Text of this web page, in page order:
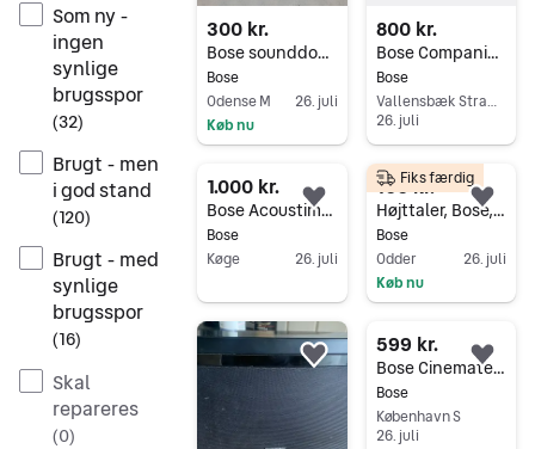
Som ny -
ingen
synlige
brugsspor
(32)
Brugt - men
i god stand
(120)
Brugt - med
synlige
brugsspor
(16)
Skal
repareres
(0)
300 kr.
Bose sounddock 2 portable
Bose
Odense M
26. juli
Køb nu
800 kr.
Bose Companion 5
Bose
Vallensbæk Strand
26. juli
Gå til annoncen
1.000 kr.
Bose Acoustimass 5 (version 3) - sort højttalersæt med subwoofer
Bose
Køge
26. juli
Føj til favoritter.
Gå til annoncen
100 kr.
Højttaler, Bose, 301 Series II
Bose
Odder
26. juli
Køb nu
Fiks færdig
Føj
Føj til favoritter.
599 kr.
Bose Cinemate series II
Bose
København S
26. juli
Føj